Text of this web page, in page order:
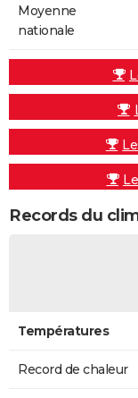
Moyenne
nationale
Records du
Températures
Record de chaleur